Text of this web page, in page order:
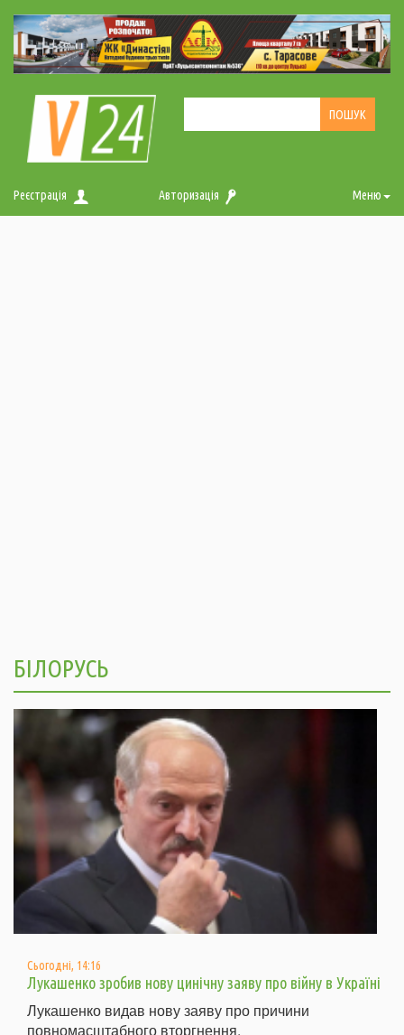
Реєстрація Авторизація Меню
БІЛОРУСЬ
Сьогодні, 14:16
Лукашенко зробив нову цинічну заяву про війну в Україні
Лукашенко видав нову заяву про причини
повномасштабного вторгнення.